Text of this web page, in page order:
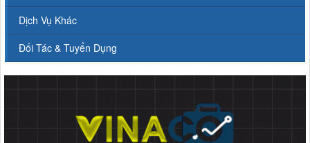
Dịch Vụ Khác
Đối Tác & Tuyển Dụng